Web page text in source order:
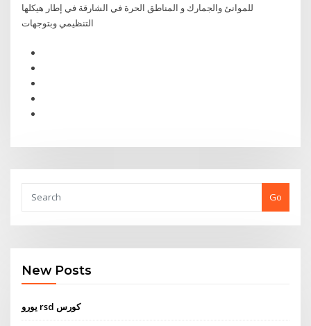
للموانئ والجمارك و المناطق الحرة في الشارقة في إطار هيكلها
التنظيمي وبتوجهات
Go
New Posts
يورو rsd كورس